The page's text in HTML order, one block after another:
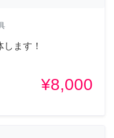
ます！
¥8,000